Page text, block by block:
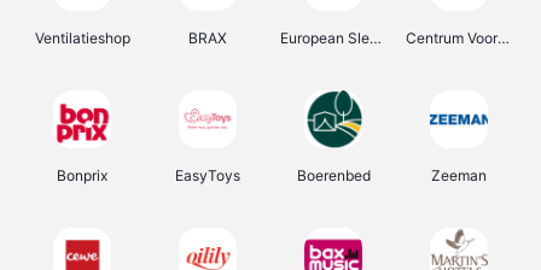
Ventilatieshop BRAX European Sleeper Centrum Voor Avondonderwijs
Bonprix EasyToys Boerenbed Zeeman